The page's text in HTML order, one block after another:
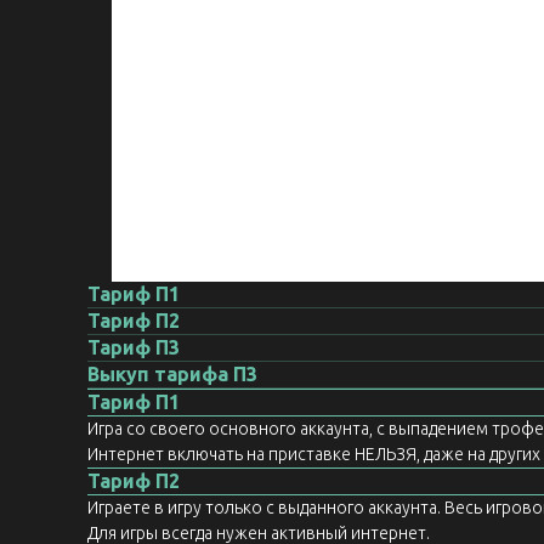
Тариф П1
Тариф П2
Тариф П3
Выкуп тарифа П3
Тариф П1
Игра со своего основного аккаунта, с выпадением
Интернет включать на приставке НЕЛЬЗЯ, даже на
Тариф П2
Играете в игру только с выданного аккаунта. Весь
Для игры всегда нужен активный интернет.